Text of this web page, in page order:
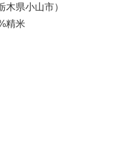
県小山市）
精米